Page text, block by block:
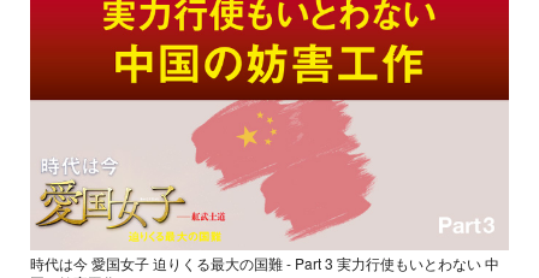
時代は今 愛国女子 迫りくる最大の国難 - Part 3 実力行使もいとわない 中